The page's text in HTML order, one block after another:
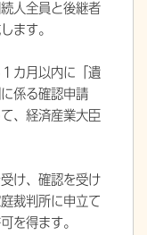
人全員と後継者
ます。
カ月以内に「遺
係る確認申請
、経済産業大臣
け、確認を受け
裁判所に申立て
を得ます。